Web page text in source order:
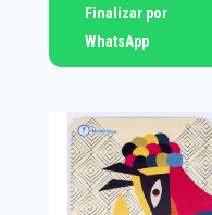
Finalizar por
WhatsApp